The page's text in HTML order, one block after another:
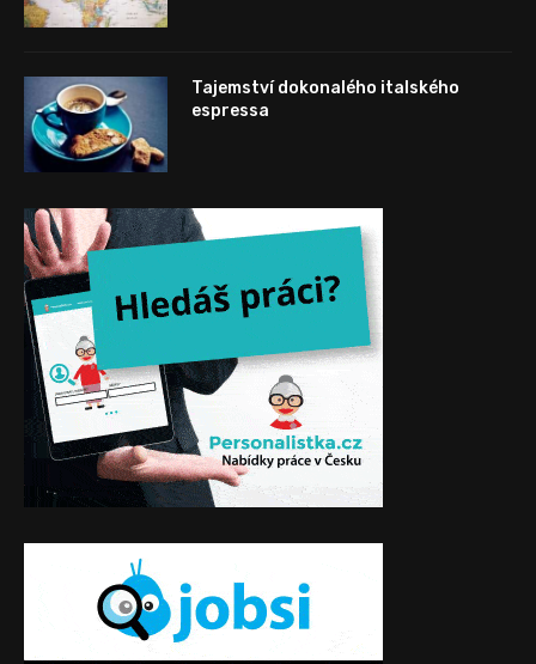
Tajemství dokonalého italského
espressa